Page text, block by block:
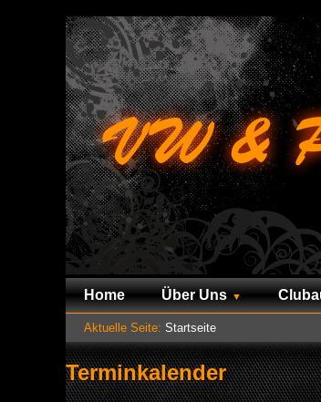
Home Über Uns
Aktuelle Seite: Startseite
Terminkalender